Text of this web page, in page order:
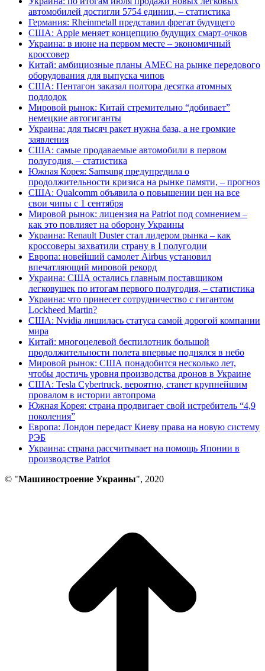
автомобилей достигли 5754 единиц, – статистика
Германия: Rheinmetall представил фрегат будущего
США: Apple меняет концепцию будущих смарт-очков
Украина: в июне на первом месте – экономичный
кроссовер
Китай: амбициозные планы AMEC на рынке передового
оборудования для выпуска чипов
США: Пентагон заказал полтора десятка атомных
подлодок
Мировой рынок: Китай стремительно “добивает”
немецкие автогиганты
Украина: для тысяч ракет нужна база, а не громкие
заявления
США: самые продаваемые автомобили в первом
полугодия, – статистика
Южная Корея: Samsung предупредила о
продолжительности кризиса на рынке памяти, – прогноз
США: Qualcomm объявила о повышении цен на все
свои чипы с 1 сентября
Мировой рынок: лицензия на Patriot под сомнением –
как это повлияет на оборону Украины
Украина: Renault Duster стал лидером рынка – как
кроссоверы захватили страну в I полугодии
Европа: новейший самолет Airbus установил
впечатляющий мировой рекорд
Украина: США остались главным поставщиком
легковушек по итогам первого полугодия, – статистика
Украина: что принесет сотрудничество с гигантом
Lockheed Martin?
США: Nvidia лишилась статуса самой дорогой компании
мира
Китай: многоцелевой беспилотник большой
продолжительности полета впервые поднялся в небо
Мировой рынок: США понадобится несколько лет,
чтобы достичь уровня производства дронов в Украине
США: Tesla Cybertruck, вероятно, станет крупнейшим
провалом в истории автопрома
Южная Корея: страна продвигает свой истребитель “4,9
поколения”
Европа: Лондон передаст Киеву права на новую систему
РЭБ
Украина: страна рассчитывает на помощь Японии в
производстве Patriot
© "Машиностроение Украины", 2020